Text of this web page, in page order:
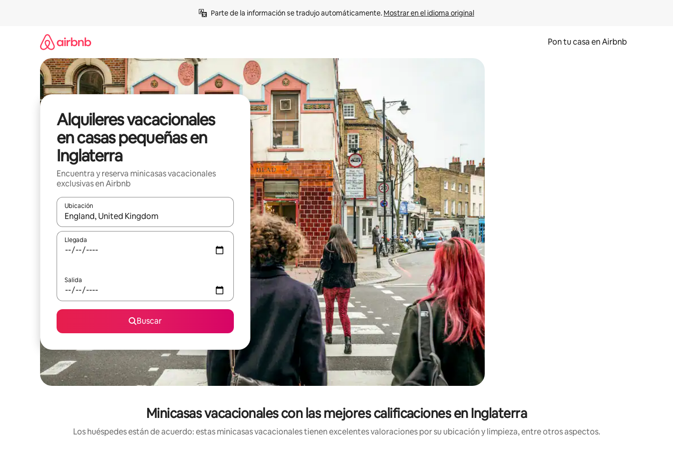
Parte de la información se tradujo automáticamente. Mostrar en el idioma original
Pon tu casa en Airbnb
Alquileres vacacionales
en casas pequeñas en
Inglaterra
Encuentra y reserva minicasas vacacionales
exclusivas en Airbnb
Ubicación
Cuando los resultados estén disponibles, navega con las teclas de flecha hacia arriba y hacia abajo o explora con el tacto o desliza el dedo.
Llegada
Salida
Buscar
Minicasas vacacionales con las mejores calificaciones en Inglaterra
Los huéspedes están de acuerdo: estas minicasas vacacionales tienen excelentes valoraciones por su ubicación y limpieza, entre otros aspectos.